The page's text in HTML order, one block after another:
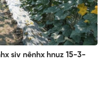
siv nênhx hnuz 15-3-